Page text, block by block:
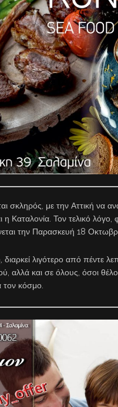
σκληρός, με την Αττική να
Καταλονία. Τον τελικό λόγο,
την Παρασκευή 18
διαρκεί λιγότερο από πέντε
αλλά και σε όλους, όσοι
τον κόσμο.